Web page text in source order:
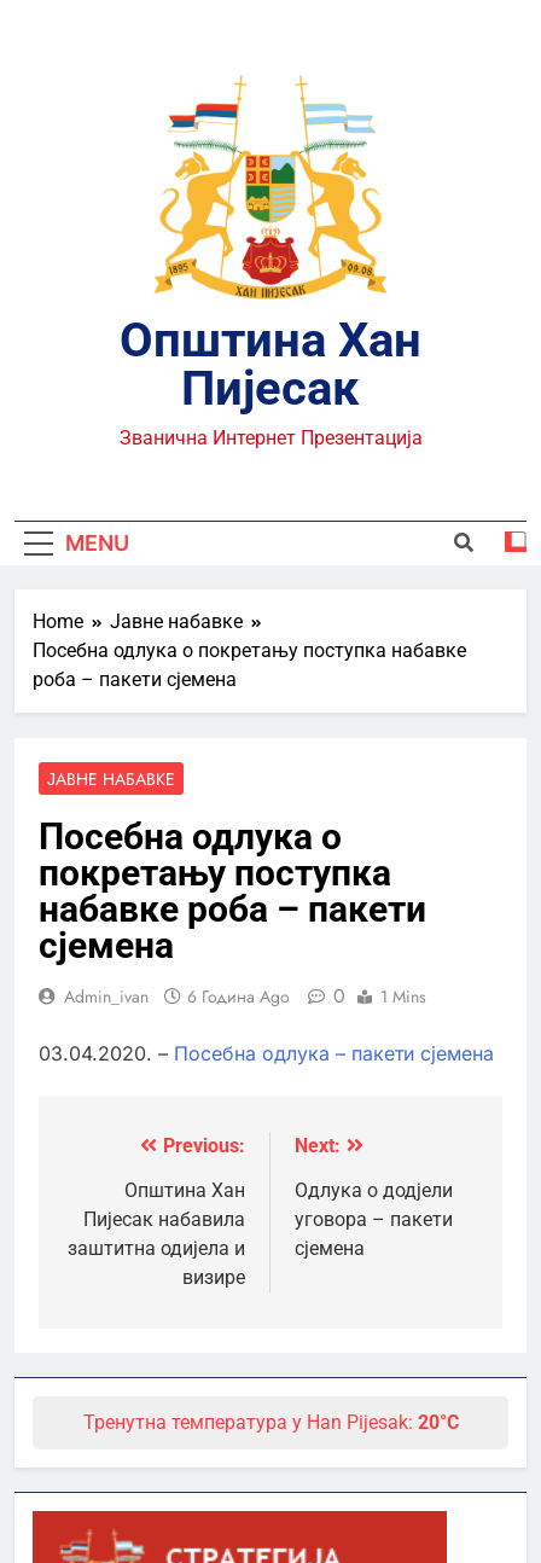
Општина Хан
Пијесак
Званична Интернет Презентација
MENU
Home
Јавне набавке
Посебна одлука о покретању поступка набавке
роба – пакети сјемена
ЈАВНЕ НАБАВКЕ
Посебна одлука о
покретању поступка
набавке роба – пакети
сјемена
Admin_ivan 6 Година Ago 0 1 Mins
03.04.2020. – Посебна одлука – пакети сјемена
Кретање
чланка
Previous:
Општина Хан
Пијесак набавила
заштитна одијела и
визире
Next:
Одлука о додјели
уговора – пакети
сјемена
Тренутна температура у Han Pijesak: 20°C